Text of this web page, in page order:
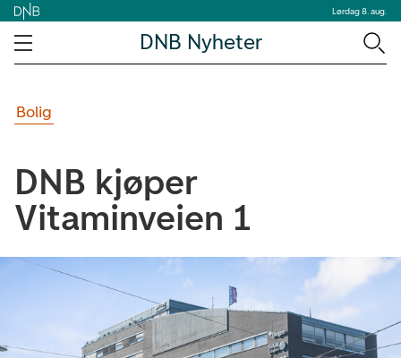
Lørdag 8. aug.
DNB Nyheter
Bolig
DNB kjøper
Vitaminveien 1